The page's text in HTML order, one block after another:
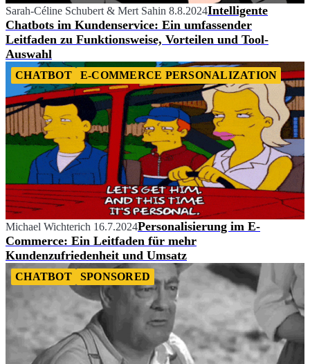
Sarah-Céline Schubert & Mert Sahin 8.8.2024Intelligente
Chatbots im Kundenservice: Ein umfassender
Leitfaden zu Funktionsweise, Vorteilen und Tool-
Auswahl
CHATBOT E-COMMERCE PERSONALIZATION
Michael Wichterich 16.7.2024Personalisierung im E-
Commerce: Ein Leitfaden für mehr
Kundenzufriedenheit und Umsatz
CHATBOT SPONSORED